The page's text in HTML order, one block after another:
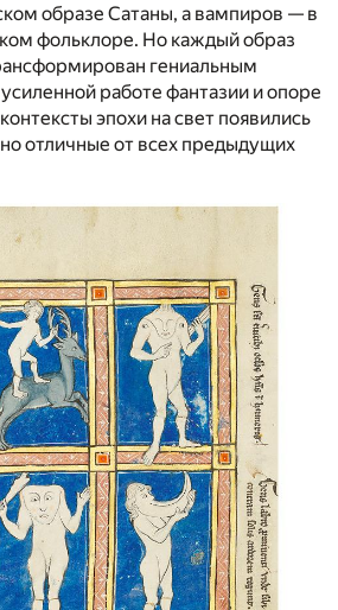
образе Сатаны, а вампиров — в
фольклоре. Но каждый образ
гениальным
работе фантазии и опоре
эпохи на свет появились
отличные от всех предыдущих